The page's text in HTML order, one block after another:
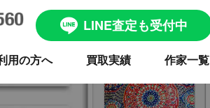
LINE査定も受付中
用の方へ 買取実績 作家一覧